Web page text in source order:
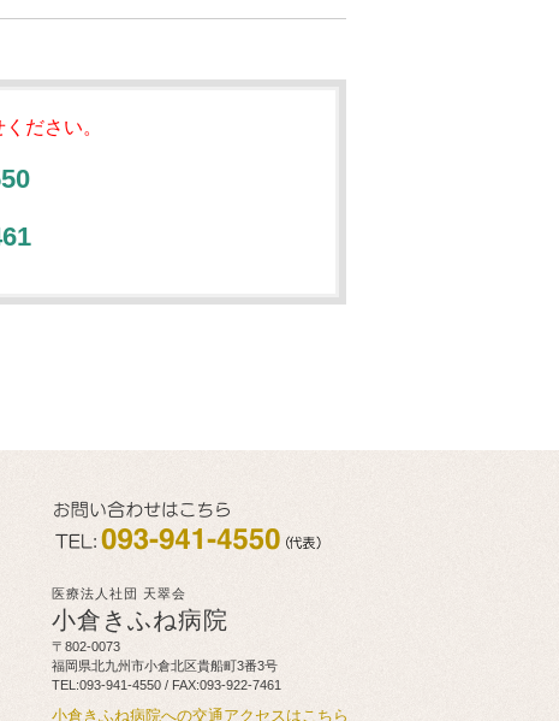
ださい。
医療法人社団 天翠会
小倉きふね病院
〒802-0073
福岡県北九州市小倉北区貴船町3番3号
TEL:093-941-4550 / FAX:093-922-7461
小倉きふね病院への交通アクセスはこちら